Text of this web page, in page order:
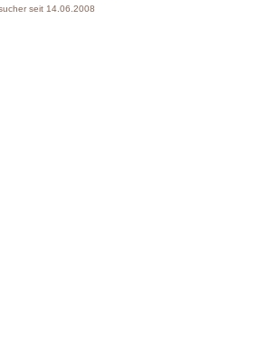
seit 14.06.2008